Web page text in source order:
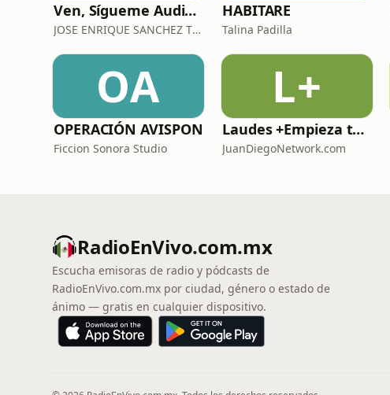
Ven, Sígueme Audiolibro
JOSE ENRIQUE SANCHEZ THOMPSON
HABITARE
Talina Padilla
OA
OPERACIÓN AVISPON
Ficcion Sonora Studio
L+
Laudes +Empieza tu día en oración junto con toda la Iglesia+
JuanDiegoNetwork.com
RadioEnVivo.com.mx
Escucha emisoras de radio y pódcasts de
RadioEnVivo.com.mx por ciudad, género o estado de
ánimo — gratis en cualquier dispositivo.